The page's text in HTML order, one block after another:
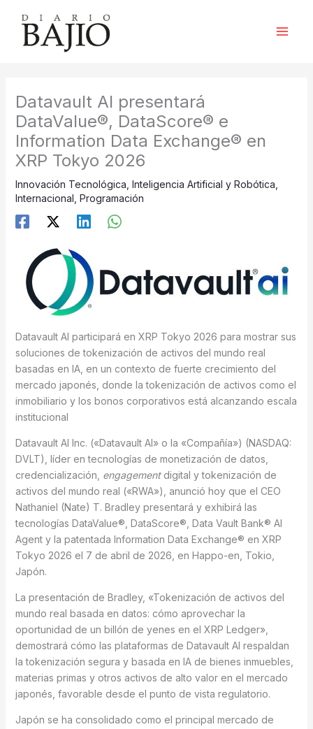
contenido
Datavault AI presentará
DataValue®, DataScore® e
Information Data Exchange® en
XRP Tokyo 2026
Innovación Tecnológica Inteligencia Artificial y Robótica
Internacional Programación
Datavault AI participará en XRP Tokyo 2026 para mostrar sus
soluciones de tokenización de activos del mundo real
basadas en IA, en un contexto de fuerte crecimiento del
mercado japonés, donde la tokenización de activos como el
inmobiliario y los bonos corporativos está alcanzando escala
institucional
Datavault AI Inc. («Datavault AI» o la «Compañía») (NASDAQ:
DVLT), líder en tecnologías de monetización de datos,
credencialización, engagementdigital y tokenización de
activos del mundo real («RWA»), anunció hoy que el CEO
Nathaniel (Nate) T. Bradley presentará y exhibirá las
tecnologías DataValue®, DataScore®, Data Vault Bank® AI
Agent y la patentada Information Data Exchange® en XRP
Tokyo 2026 el 7 de abril de 2026, en Happo-en, Tokio,
Japón.
La presentación de Bradley, «Tokenización de activos del
mundo real basada en datos: cómo aprovechar la
oportunidad de un billón de yenes en el XRP Ledger»,
demostrará cómo las plataformas de Datavault AI respaldan
la tokenización segura y basada en IA de bienes inmuebles,
materias primas y otros activos de alto valor en el mercado
japonés, favorable desde el punto de vista regulatorio.
Japón se ha consolidado como el principal mercado de